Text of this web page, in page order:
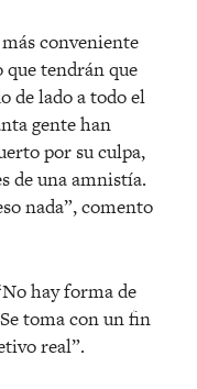
conveniente
que tendrán que
de lado a todo el
gente han
por su culpa,
de una amnistía.
nada”, comento
hay forma de
toma con un fin
real”.